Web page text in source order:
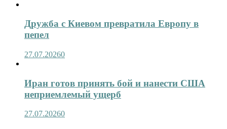
Дружба с Киевом превратила Европу в
пепел
27.07.20260
Иран готов принять бой и нанести США
неприемлемый ущерб
27.07.20260